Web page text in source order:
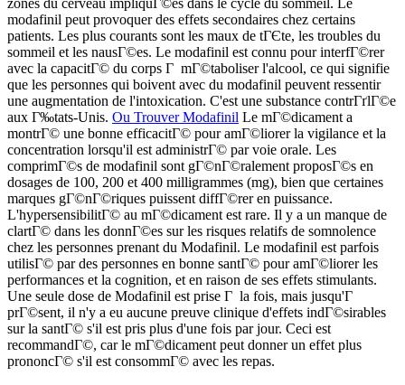
zones du cerveau impliquГ©es dans le cycle du sommeil. Le
modafinil peut provoquer des effets secondaires chez certains
patients. Les plus courants sont les maux de tГЄte, les troubles du
sommeil et les nausГ©es. Le modafinil est connu pour interfГ©rer
avec la capacitГ© du corps Г mГ©taboliser l'alcool, ce qui signifie
que les personnes qui boivent avec du modafinil peuvent ressentir
une augmentation de l'intoxication. C'est une substance contrГґlГ©e
aux Г‰tats-Unis. Ou Trouver Modafinil Le mГ©dicament a
montrГ© une bonne efficacitГ© pour amГ©liorer la vigilance et la
concentration lorsqu'il est administrГ© par voie orale. Les
comprimГ©s de modafinil sont gГ©nГ©ralement proposГ©s en
dosages de 100, 200 et 400 milligrammes (mg), bien que certaines
marques gГ©nГ©riques puissent diffГ©rer en puissance.
L'hypersensibilitГ© au mГ©dicament est rare. Il y a un manque de
clartГ© dans les donnГ©es sur les risques relatifs de somnolence
chez les personnes prenant du Modafinil. Le modafinil est parfois
utilisГ© par des personnes en bonne santГ© pour amГ©liorer les
performances et la cognition, et en raison de ses effets stimulants.
Une seule dose de Modafinil est prise Г la fois, mais jusqu'Г
prГ©sent, il n'y a eu aucune preuve clinique d'effets indГ©sirables
sur la santГ© s'il est pris plus d'une fois par jour. Ceci est
recommandГ©, car le mГ©dicament peut donner un effet plus
prononcГ© s'il est consommГ© avec les repas.